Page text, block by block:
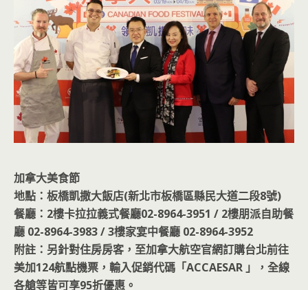
加拿大美食節
地點：板橋凱撒大飯店(新北市板橋區縣民大道二段8號)
餐廳：2樓卡拉拉義式餐廳02-8964-3951 / 2樓朋派自助餐
廳 02-8964-3983 / 3樓家宴中餐廳 02-8964-3952
附註：另針對住房房客，至加拿大航空官網訂購台北前往
美加124航點機票，輸入促銷代碼「ACCAESAR 」，全線
各艙等皆可享95折優惠。